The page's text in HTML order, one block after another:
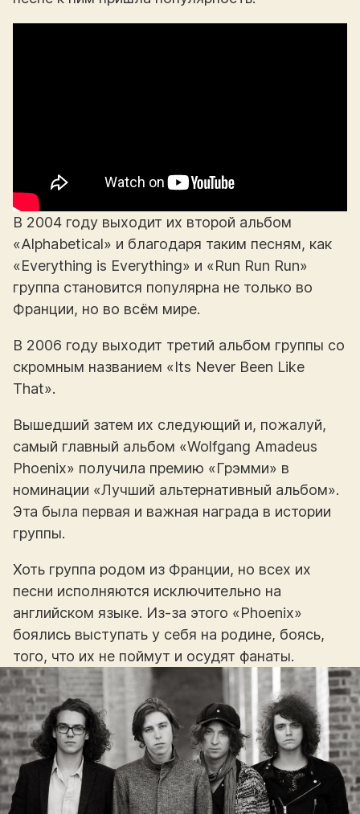
В 2004 году выходит их второй альбом
«Alphabetical» и благодаря таким песням, как
«Everything is Еverything» и «Run Run Run»
группа становится популярна не только во
Франции, но во всём мире.
В 2006 году выходит третий альбом группы со
скромным названием «Its Never Been Like
That».
Вышедший затем их следующий и, пожалуй,
самый главный альбом «Wolfgang Amadeus
Phoenix» получила премию «Грэмми» в
номинации «Лучший альтернативный альбом».
Эта была первая и важная награда в истории
группы.
Хоть группа родом из Франции, но всех их
песни исполняются исключительно на
английском языке. Из-за этого «Phoenix»
боялись выступать у себя на родине, боясь,
того, что их не поймут и осудят фанаты.